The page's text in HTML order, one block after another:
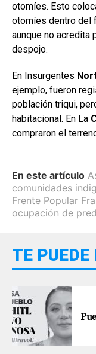
otomíes. Esto
otomíes dentro del
aunque no
despojo.
En Insurgentes
ejemplo, fueron
población triqui,
habitacional. En La
compraron el
En este artículo
comunidades
Frente Popular
ocupación de
TE PUEDE